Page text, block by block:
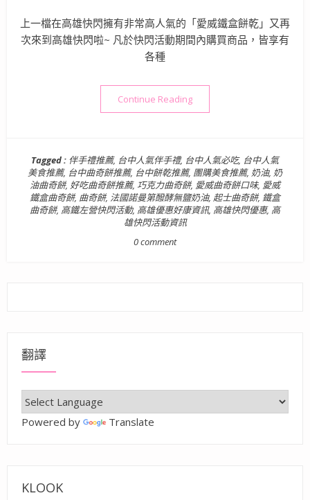
上一檔在高雄快閃擁有非常高人氣的「愛威鐵盒餅乾」又再
次來到高雄快閃啦~ 凡於快閃活動期間內購買商品，皆享有
各種
Continue Reading“【高雄快閃優惠好康活動】
Tagged : 伴手禮推薦, 台中人氣伴手禮, 台中人氣必吃, 台中人氣
美食推薦, 台中曲奇餅推薦, 台中餅乾推薦, 團購美食推薦, 奶油, 奶
油曲奇餅, 好吃曲奇餅推薦, 巧克力曲奇餅, 愛威曲奇餅口味, 愛威
鐵盒曲奇餅, 曲奇餅, 法國諾曼第醱酵無鹽奶油, 起士曲奇餅, 鐵盒
曲奇餅, 高鐵左營快閃活動, 高雄優惠好康資訊, 高雄快閃優惠, 高
雄快閃活動資訊
0 comment
翻譯
Powered by Translate
KLOOK